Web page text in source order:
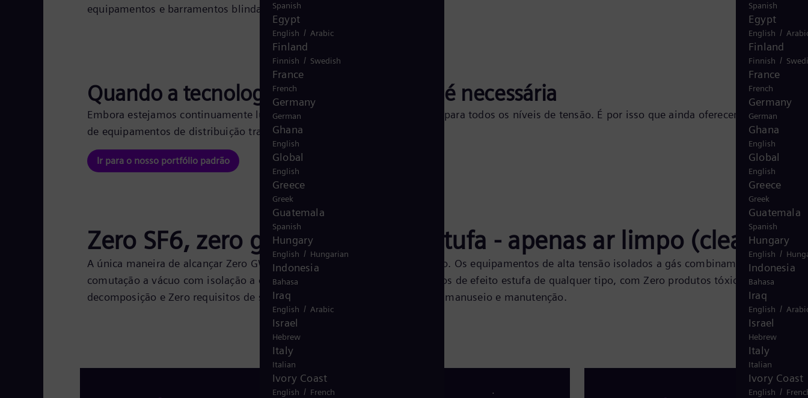
Spanish
Egypt
English /
Finland
Finnish /
France
French
Germany
German
Ghana
English
Global
English
Greece
Greek
Guatemala
Spanish
Hungary
English /
Indonesia
Bahasa
Iraq
English /
Israel
Hebrew
Italy
Italian
Ivory Coast
English /
equipamentos e barramentos blindados isolados a gás.
Quando a tecnologia tradicional ainda é necessária
Embora estejamos continuamente lutando por Zero, ainda não é possível para todos os níveis de tensão. É por isso que ainda oferecemos uma
de equipamentos de distribuição tradicionais de alto desempenho.
Ir para o nosso portfólio padrão
Zero SF6, zero gases de efeito estufa - apenas ar limpo (clean air)
A única maneira de alcançar Zero GWP e zero toxicidade é usando ar limpo. Os equipamentos de alta tensão isolados a gás combinam a tecnologia
comutação a vácuo com isolação a clean air. Opera com Zero gases nocivos de efeito estufa de qualquer tipo, com Zero produtos tóxicos de
decomposição e Zero requisitos de segurança referentes ao gás durante o manuseio e manutenção.
Spanish
Egypt
English / Arabic
Finland
Finnish / Swedish
France
French
Germany
German
Ghana
English
Global
English
Greece
Greek
Guatemala
Spanish
Hungary
English / Hungarian
Indonesia
Bahasa
Iraq
English / Arabic
Israel
Hebrew
Italy
Italian
Ivory Coast
English / French